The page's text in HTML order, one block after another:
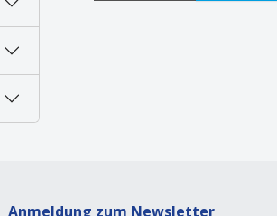
Anmeldung zum Newsletter